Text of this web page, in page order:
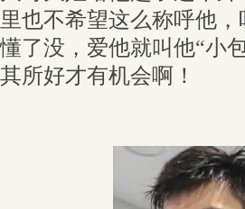
里也不希望这么称呼他
懂了没，爱他就叫他“小
其所好才有机会啊！